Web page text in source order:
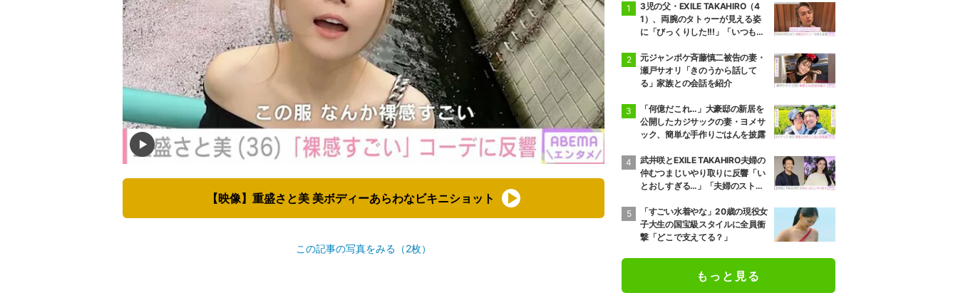
【映像】重盛さと美 美ボディーあらわなビキニショット
この記事の写真をみる（2枚）
3児の父・EXILE TAKAHIRO（4
1）、両腕のタトゥーが見える姿
に「びっくりした!!!」「いつもと
の反響
元ジャンポケ斉藤慎二被告の妻・
瀬戸サオリ「きのうから話して
る」家族との会話を紹介
「何億だこれ…」大豪邸の新居を
公開したカジサックの妻・ヨメサ
ック、簡単な手作りごはんを披露
武井咲とEXILE TAKAHIRO夫婦の
仲むつまじいやり取りに反響「い
とおしすぎる…」「夫婦のストー
「すごい水着やな」20歳の現役女
子大生の国宝級スタイルに全員衝
撃「どこで支えてる？」
もっと見る